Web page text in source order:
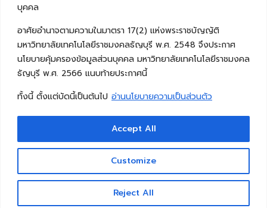
บุคคล
อาศัยอำนาจตามความในมาตรา 17(2) แห่งพระราชบัญญัติ
มหาวิทยาลัยเทคโนโลยีราชมงคลธัญบุรี พ.ศ. 2548 จึงประกาศ
นโยบายคุ้มครองข้อมูลส่วนบุคคล มหาวิทยาลัยเทคโนโลยีราชมงคล
ธัญบุรี พ.ศ. 2566 แนบท้ายประกาศนี้
ทั้งนี้ ตั้งแต่บัดนี้เป็นต้นไป อ่านนโยบายความเป็นส่วนตัว
Customize
Reject All
Accept All
Copyright © 2026 คณะวิศวกรรมศาสตร์ มหาวิทยาลัย
เทคโนโลยีราชมงคลธัญบุรี